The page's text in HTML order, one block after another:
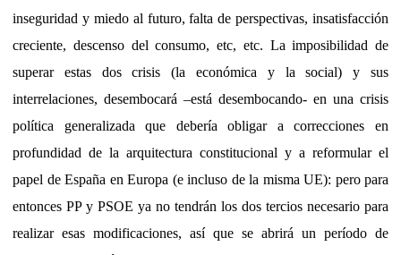
inseguridad y miedo al futuro, falta de perspectivas, insatisfacción
creciente, descenso del consumo, etc, etc. La imposibilidad de
superar estas dos crisis (la económica y la social) y sus
interrelaciones, desembocará –está desembocando- en una crisis
política generalizada que debería obligar a correcciones en
profundidad de la arquitectura constitucional y a reformular el
papel de España en Europa (e incluso de la misma UE): pero para
entonces PP y PSOE ya no tendrán los dos tercios necesario para
realizar esas modificaciones, así que se abrirá un período de